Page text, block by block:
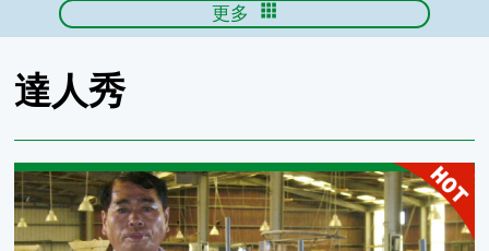
更多
達人秀
邱益華「台灣鯛」養殖技術獨步全球